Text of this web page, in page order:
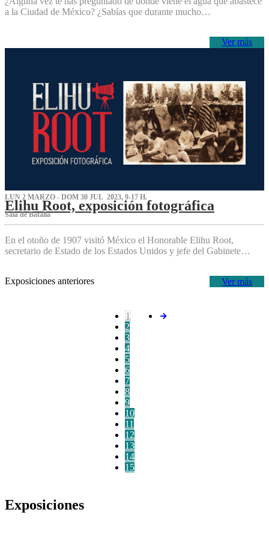
a la Ciudad de México? ¿Sabías que durante mucho…
Ver más
LUN 2 MARZO - DOM 30 JUL 2023, 9-17 H.
Elihu Root, exposición fotográfica
Sala de Batalla
En el otoño de 1907 visitó México el Honorable Elihu Root,
secretario de Estado de los Estados Unidos y jefe del Gabinete…
Ver más
Exposiciones anteriores
1
2
3
4
5
6
7
8
9
10
11
12
13
14
15
Exposiciones